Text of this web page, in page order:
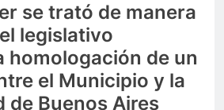
se trató de manera
legislativo
homologación de un
el Municipio y la
de Buenos Aires